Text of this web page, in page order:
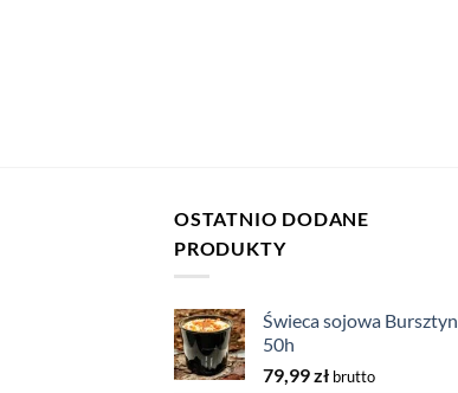
OSTATNIO DODANE
PRODUKTY
Świeca sojowa Bursztyn
50h
79,99zł brutto